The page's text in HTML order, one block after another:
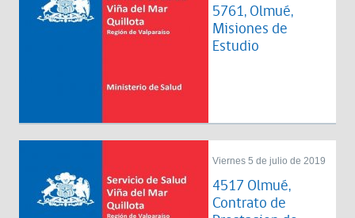
5761, Olmué,
Misiones de
Estudio
Viernes 5 de julio de 2019
4517 Olmué,
Contrato de